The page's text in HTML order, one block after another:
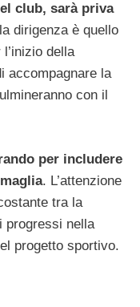
club, sarà priva
dirigenza è quello
della
accompagnare la
con il
per includere
. L’attenzione
tra la
progressi nella
progetto sportivo.